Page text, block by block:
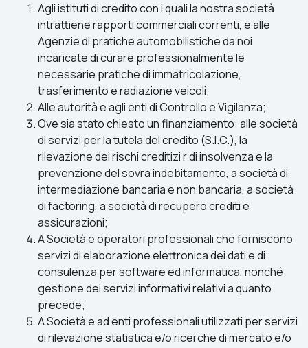
Agli istituti di credito con i quali la nostra società
intrattiene rapporti commerciali correnti, e alle
Agenzie di pratiche automobilistiche da noi
incaricate di curare professionalmente le
necessarie pratiche di immatricolazione,
trasferimento e radiazione veicoli;
Alle autorità e agli enti di Controllo e Vigilanza;
Ove sia stato chiesto un finanziamento: alle società
di servizi per la tutela del credito (S.I.C.), la
rilevazione dei rischi creditizi r di insolvenza e la
prevenzione del sovra indebitamento, a società di
intermediazione bancaria e non bancaria, a società
di factoring, a società di recupero crediti e
assicurazioni;
A Società e operatori professionali che forniscono
servizi di elaborazione elettronica dei dati e di
consulenza per software ed informatica, nonché
gestione dei servizi informativi relativi a quanto
precede;
A Società e ad enti professionali utilizzati per servizi
di rilevazione statistica e/o ricerche di mercato e/o